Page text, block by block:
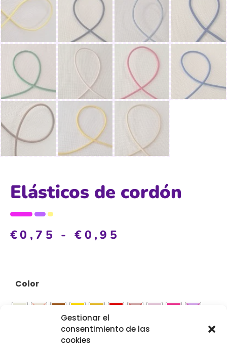
Gestionar el
consentimiento de las
cookies
Elásticos de cordón
€0,75 - €0,95
Color